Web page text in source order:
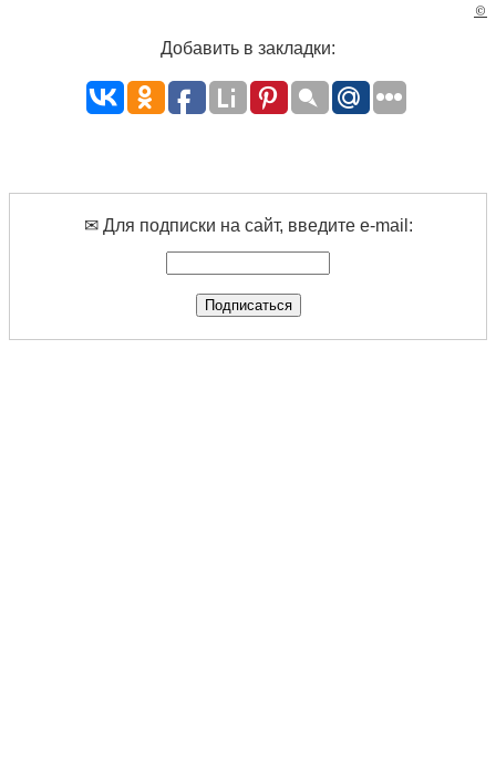
©
Добавить в закладки:
✉ Для подписки на сайт, введите e-mail: